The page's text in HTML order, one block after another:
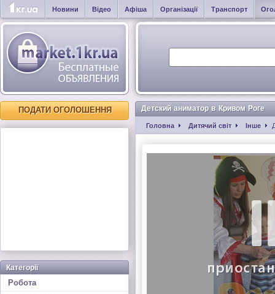
Новини Відео Афіша Організації Транспорт
ПОДАТИ ОГОЛОШЕННЯ
Категорії
Робота
Детский аниматор в Кривом Роге
Головна Дитячий світ Інше